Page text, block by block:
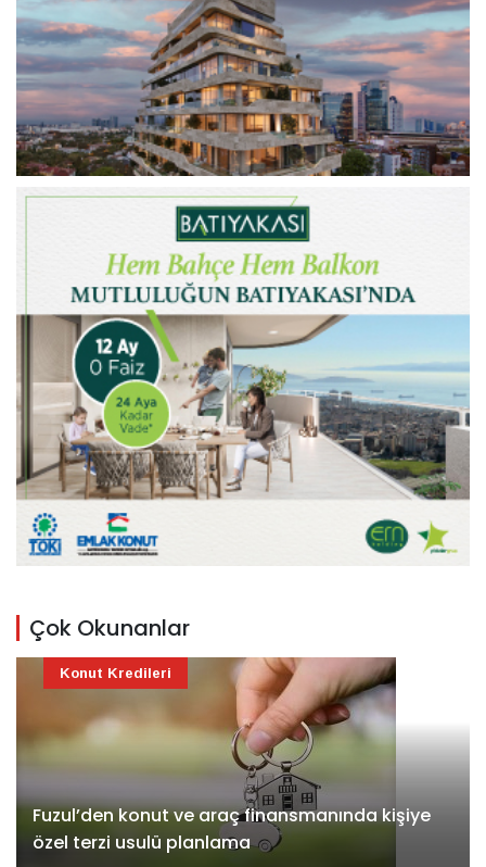
Çok Okunanlar
Fuzul’den konut ve araç finansmanında kişiye
özel terzi usulü planlama
Konut Kredileri